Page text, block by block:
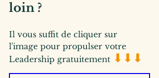
loin ?
Il vous suffit de cliquer sur
l'image pour propulser votre
Leadership gratuitement ⬇⬇⬇